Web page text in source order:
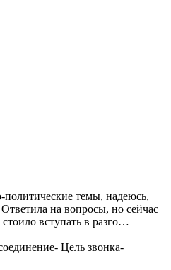
темы, надеюсь,
на вопросы, но сейчас
вступать в разго…
Цель звонка-